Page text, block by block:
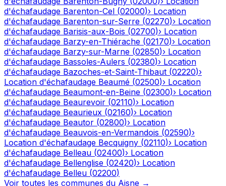
d'échafaudage Barenton-Cel (02000)› Location
d'échafaudage Barenton-sur-Serre (02270)› Location
d'échafaudage Barisis-aux-Bois (02700)› Location
d'échafaudage Barzy-en-Thiérache (02170)› Location
d'échafaudage Barzy-sur-Marne (02850)› Location
d'échafaudage Bassoles-Aulers (02380)› Location
d'échafaudage Bazoches-et-Saint-Thibaut (02220)›
Location d'échafaudage Beaumé (02500)› Location
d'échafaudage Beaumont-en-Beine (02300)› Location
d'échafaudage Beaurevoir (02110)› Location
d'échafaudage Beaurieux (02160)› Location
d'échafaudage Beautor (02800)› Location
d'échafaudage Beauvois-en-Vermandois (02590)›
Location d'échafaudage Becquigny (02110)› Location
d'échafaudage Belleau (02400)› Location
d'échafaudage Bellenglise (02420)› Location
d'échafaudage Belleu (02200)
Voir toutes les communes du Aisne →